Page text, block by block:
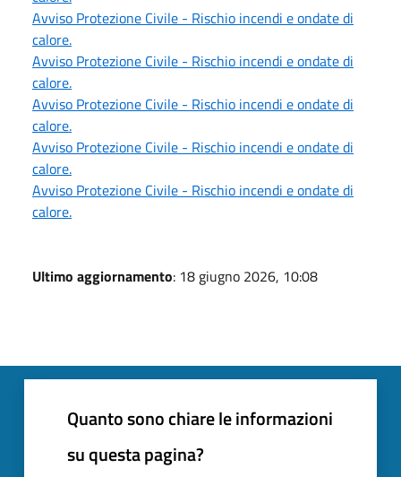
Avviso Protezione Civile - Rischio incendi e ondate di
calore.
Avviso Protezione Civile - Rischio incendi e ondate di
calore.
Avviso Protezione Civile - Rischio incendi e ondate di
calore.
Avviso Protezione Civile - Rischio incendi e ondate di
calore.
Avviso Protezione Civile - Rischio incendi e ondate di
calore.
Ultimo aggiornamento: 18 giugno 2026, 10:08
Quanto sono chiare le informazioni
su questa pagina?